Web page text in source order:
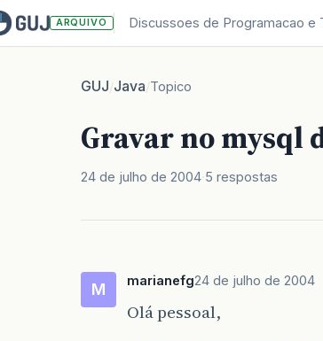
ARQUIVO Discussoes de Programacao e
GUJ/Java/Topico
Gravar no mysql
24 de julho de 2004 5 respostas
M marianefg24 de julho de 2004
Olá pessoal,